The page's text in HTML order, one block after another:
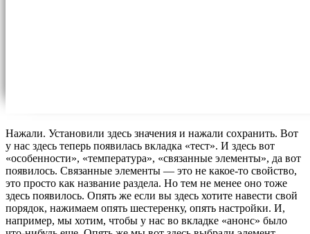
Нажали. Установили здесь значения и нажали сохранить. Вот
у нас здесь теперь появилась вкладка «тест». И здесь вот
«особенности», «температура», «связанные элементы», да вот
появилось. Связанные элементы — это не какое-то свойство,
это просто как название раздела. Но тем не менее оно тоже
здесь появилось. Опять же если вы здесь хотите навести свой
порядок, нажимаем опять шестеренку, опять настройки. И,
например, мы хотим, чтобы у нас во вкладке «анонс» было